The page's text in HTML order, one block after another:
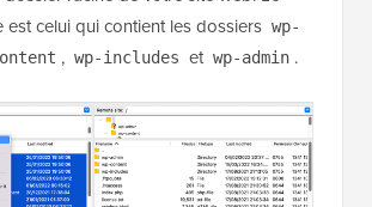
est celui qui contient les dossiers wp-
, wp-includes et wp-admin .